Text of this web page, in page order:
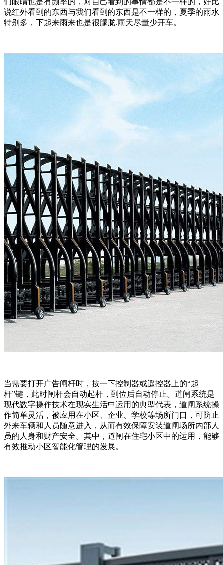
说红外看到的东西与我们看到的东西是不一样的，夏季的雨水
特别多，下起来雨来也是很朦胧.雨天尽量少开车。
当需要打开广告闸杆时，按一下控制器或遥控器上的“起
杆”键，此时闸杆会自动起杆，到位后自动停止。道闸系统是
现代数字操作技术在现实生活中运用的典型代表，道闸系统操
作简单灵活，被应用在小区、企业、学校等场所门口，可防止
外来车辆和人员随意进入，从而有效保障安装道闸场所内部人
员的人身和财产安全。其中，道闸在住宅小区中的运用，能够
有效推动小区智能化管理的发展。